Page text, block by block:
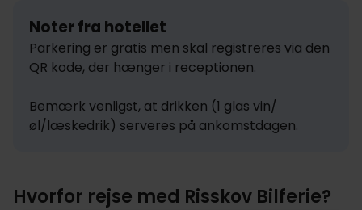
Noter fra hotellet
Parkering er gratis men skal registreres via den
QR kode, der hænger i receptionen.
Bemærk venligst, at drikken (1 glas vin/
øl/læskedrik) serveres på ankomstdagen.
Hvorfor rejse med Risskov Bilferie?